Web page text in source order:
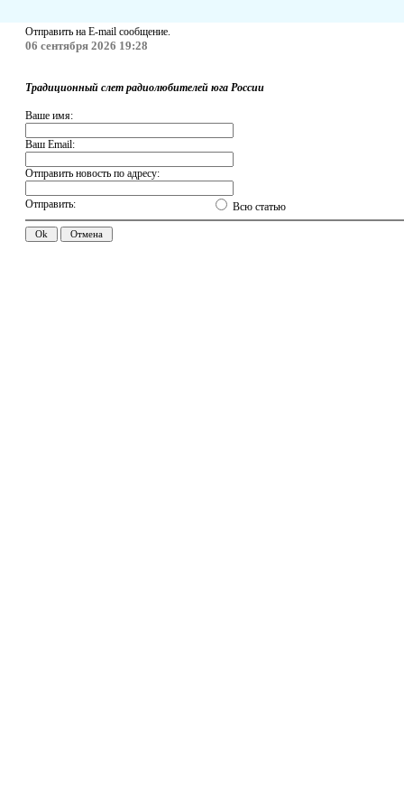
Отправить на E-mail сообщение.
06 сентября 2026 19:28
Традиционный слет радиолюбителей юга России
Ваше имя:
Ваш Email:
Отправить новость по адресу:
Отправить: Всю статью